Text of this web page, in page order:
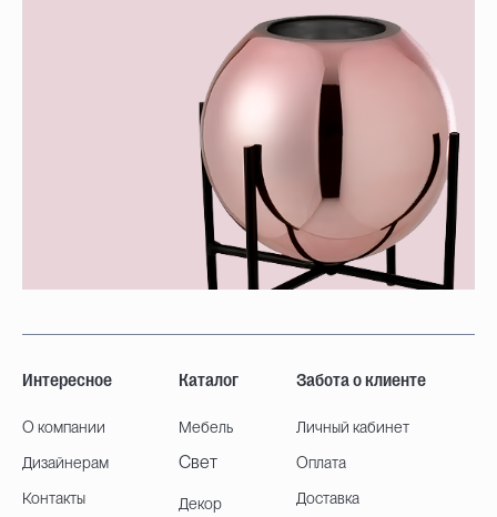
Интересное
О компании
Дизайнерам
Контакты
Каталог
Мебель
Свет
Декор
Забота о клиенте
Личный кабинет
Оплата
Доставка